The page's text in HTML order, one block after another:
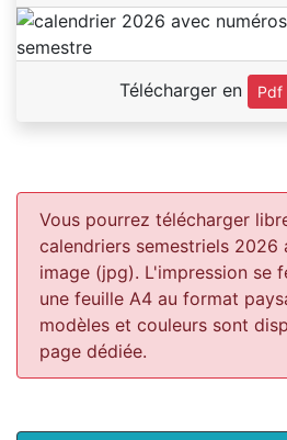
Télécharger en Pdf
Vous pourrez télécharger
calendriers semestriels
image (jpg). L'impression se
une feuille A4 au format
modèles et couleurs sont
page dédiée.